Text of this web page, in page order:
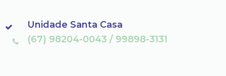
Unidade Santa Casa
(67) 98204-0043 / 99898-3131